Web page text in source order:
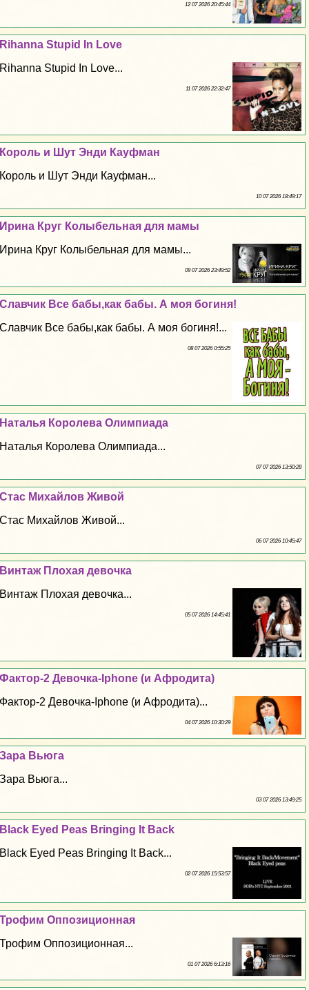
12 07 2026 20:45:44
Rihanna Stupid In Love
Rihanna Stupid In Love...
11 07 2026 22:32:47
Король и Шут Энди Кауфман
Король и Шут Энди Кауфман...
10 07 2026 18:49:17
Ирина Круг Колыбельная для мамы
Ирина Круг Колыбельная для мамы...
09 07 2026 23:49:52
Славчик Все бабы,как бабы. А моя богиня!
Славчик Все бабы,как бабы. А моя богиня!...
08 07 2026 0:55:25
Наталья Королева Олимпиада
Наталья Королева Олимпиада...
07 07 2026 13:50:28
Стас Михайлов Живой
Стас Михайлов Живой...
06 07 2026 10:45:47
Винтаж Плохая дeвoчка
Винтаж Плохая дeвoчка...
05 07 2026 14:45:41
Фактор-2 Дeвoчка-Iphone (и Афродита)
Фактор-2 Дeвoчка-Iphone (и Афродита)...
04 07 2026 10:30:29
Зара Вьюга
Зара Вьюга...
03 07 2026 13:49:25
Black Eyed Peas Bringing It Back
Black Eyed Peas Bringing It Back...
02 07 2026 15:53:57
Трофим Оппозиционная
Трофим Оппозиционная...
01 07 2026 6:13:16